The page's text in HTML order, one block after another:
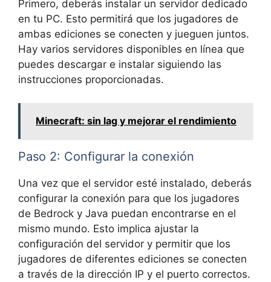
Primero, deberás instalar un servidor dedicado
en tu PC. Esto permitirá que los jugadores de
ambas ediciones se conecten y jueguen juntos.
Hay varios servidores disponibles en línea que
puedes descargar e instalar siguiendo las
instrucciones proporcionadas.
Minecraft: sin lag y mejorar el rendimiento
Paso 2: Configurar la conexión
Una vez que el servidor esté instalado, deberás
configurar la conexión para que los jugadores
de Bedrock y Java puedan encontrarse en el
mismo mundo. Esto implica ajustar la
configuración del servidor y permitir que los
jugadores de diferentes ediciones se conecten
a través de la dirección IP y el puerto correctos.